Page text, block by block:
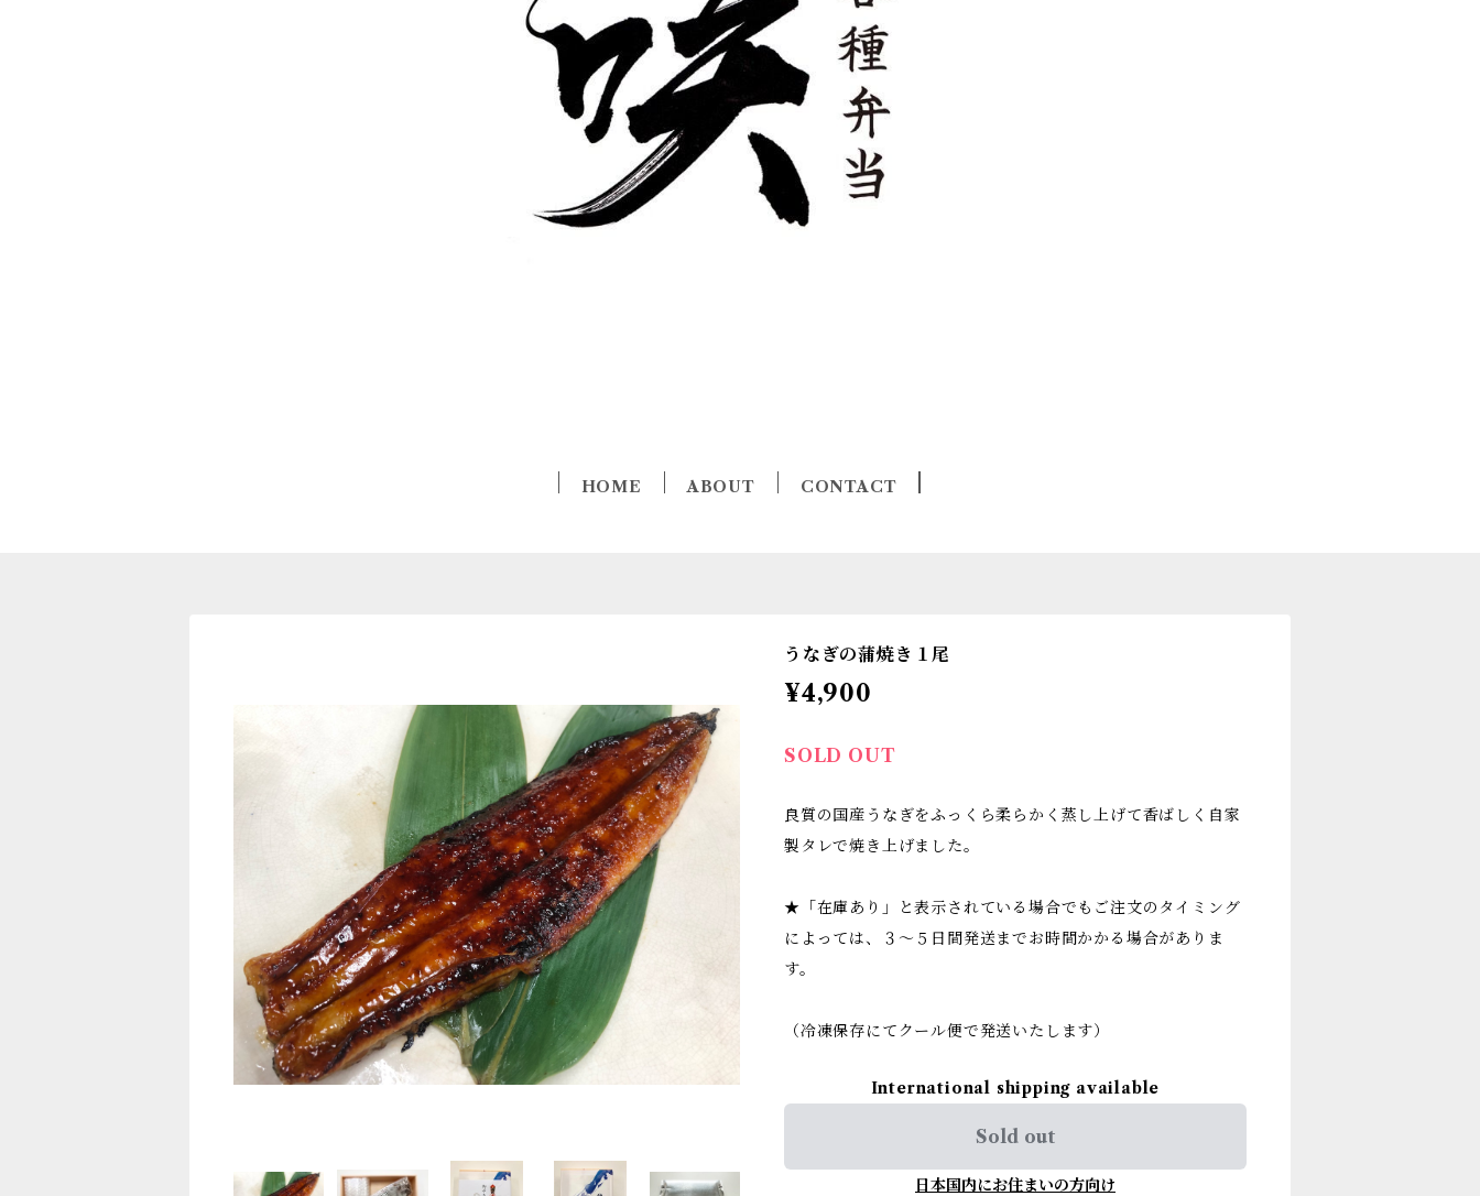
HOME ABOUT CONTACT
うなぎの蒲焼き１尾
¥4,900
SOLD OUT
良質の国産うなぎをふっくら柔らかく蒸し上げて香ばしく自家
製タレで焼き上げました。
★「在庫あり」と表示されている場合でもご注文のタイミング
によっては、３〜５日間発送までお時間かかる場合がありま
す。
（冷凍保存にてクール便で発送いたします）
International shipping available
Sold out
日本国内にお住まいの方向け